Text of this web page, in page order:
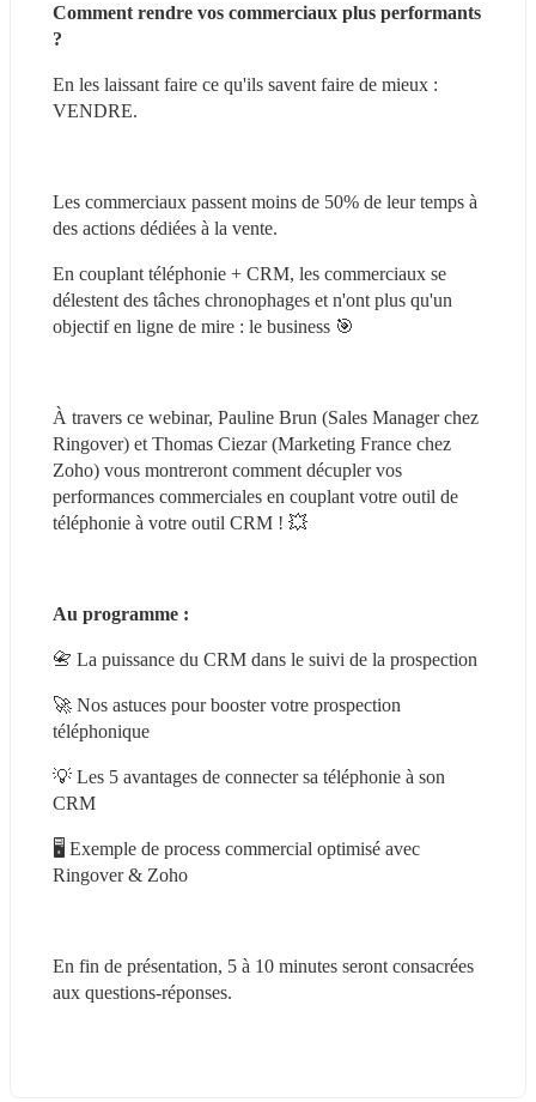
Comment rendre vos commerciaux plus performants
?
En les laissant faire ce qu'ils savent faire de mieux :
VENDRE.
Les commerciaux passent moins de 50% de leur temps à
des actions dédiées à la vente.
En couplant téléphonie + CRM, les commerciaux se
délestent des tâches chronophages et n'ont plus qu'un
objectif en ligne de mire : le business 🎯
À travers ce webinar, Pauline Brun (Sales Manager chez
Ringover) et Thomas Ciezar (Marketing France chez
Zoho) vous montreront comment décupler vos
performances commerciales en couplant votre outil de
téléphonie à votre outil CRM ! 💥
Au programme :
📇 La puissance du CRM dans le suivi de la prospection
🚀 Nos astuces pour booster votre prospection
téléphonique
💡 Les 5 avantages de connecter sa téléphonie à son
CRM
🖥️ Exemple de process commercial optimisé avec
Ringover & Zoho
En fin de présentation, 5 à 10 minutes seront consacrées
aux questions-réponses.